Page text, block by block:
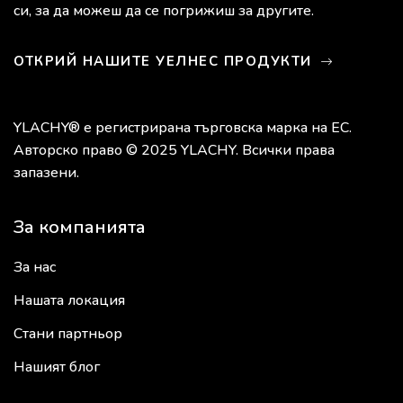
си, за да можеш да се погрижиш за другите.
ОТКРИЙ НАШИТЕ УЕЛНЕС ПРОДУКТИ
YLACHY® е регистрирана търговска марка на ЕС.
Авторско право © 2025 YLACHY. Всички права
запазени.
За компанията
За нас
Нашата локация
Стани партньор
Нашият блог